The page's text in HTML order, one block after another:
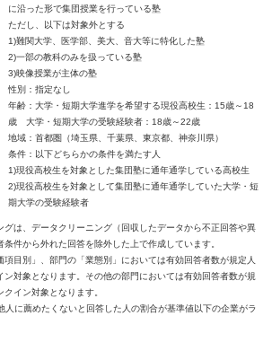
に沿った形で集団授業を行っている塾
ただし、以下は対象外とする
1)難関大学、医学部、美大、音大等に特化した塾
2)一部の教科のみを扱っている塾
3)映像授業が主体の塾
性別：指定なし
年齢：大学・短期大学進学を希望する現役高校生：15歳～18
歳 大学・短期大学の受験経験者：18歳～22歳
地域：首都圏（埼玉県、千葉県、東京都、神奈川県）
条件：以下どちらかの条件を満たす人
1)現役高校生を対象とした集団塾に通年通学している高校生
2)現役高校生を対象として集団塾に通年通学していた大学・短
期大学の受験経験者
は、データクリーニング（回収したデータから不正回答や異
件から外れた回答を除外した上で作成しています。
目別」、部門の「業態別」においては有効回答者数が規定人
対象となります。その他の部門においては有効回答者数が規
イン対象となります。
に薦めたくないと回答した人の割合が基準値以下の企業がラ